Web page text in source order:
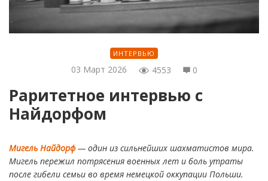
ИНТЕРВЬЮ
03 Март 2026 4553 0
Раритетное интервью с
Найдорфом
Мигель Найдорф— один из сильнейших шахматистов мира.
Мигель пережил потрясения военных лет и боль утраты
после гибели семьи во время немецкой оккупации Польши.